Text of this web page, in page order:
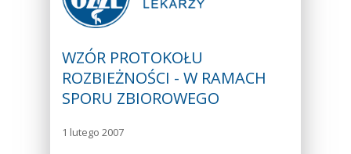
WZÓR PROTOKOŁU
ROZBIEŻNOŚCI - W RAMACH
SPORU ZBIOROWEGO
1 lutego 2007